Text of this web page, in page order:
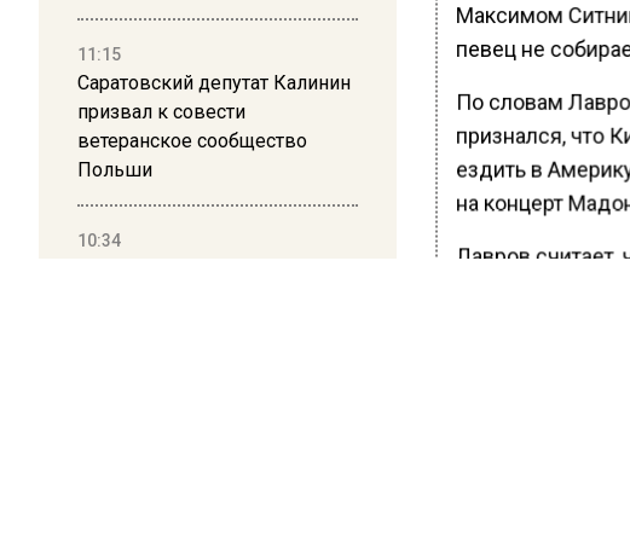
11:15
Саратовский депутат Калинин
призвал к совести
ветеранское сообщество
Польши
10:34
Максимом
певец не
По словам
признался, что
ездить в
на концерт
Лавров считает,